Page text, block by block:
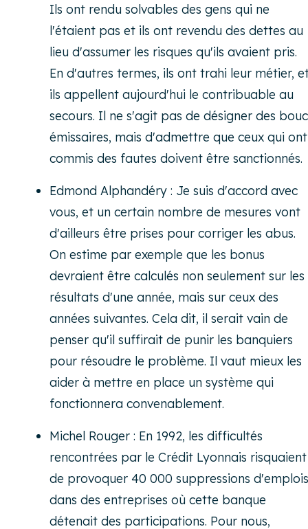
Ils ont rendu solvables des gens qui ne
l'étaient pas et ils ont revendu des dettes au
lieu d'assumer les risques qu'ils avaient pris.
En d'autres termes, ils ont trahi leur métier,
ils appellent aujourd'hui le contribuable au
secours. Il ne s'agit pas de désigner des
émissaires, mais d'admettre que ceux qui ont
commis des fautes doivent être sanctionnés.
Edmond Alphandéry : Je suis d'accord avec
vous, et un certain nombre de mesures vont
d'ailleurs être prises pour corriger les abus.
On estime par exemple que les bonus
devraient être calculés non seulement sur les
résultats d'une année, mais sur ceux des
années suivantes. Cela dit, il serait vain de
penser qu'il suffirait de punir les banquiers
pour résoudre le problème. Il vaut mieux les
aider à mettre en place un système qui
fonctionnera convenablement.
Michel Rouger : En 1992, les difficultés
rencontrées par le Crédit Lyonnais risquaient
de provoquer 40 000 suppressions d'emplois
dans des entreprises où cette banque
détenait des participations. Pour nous,